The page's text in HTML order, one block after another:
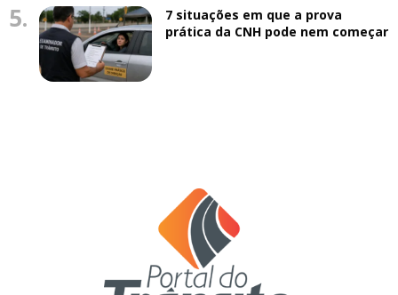
5.
7 situações em que a prova
prática da CNH pode nem começar